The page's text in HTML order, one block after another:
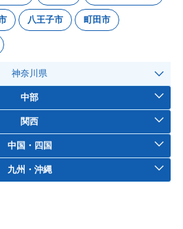
八王子市 町田市
神奈川県
中部
関西
中国・四国
九州・沖縄